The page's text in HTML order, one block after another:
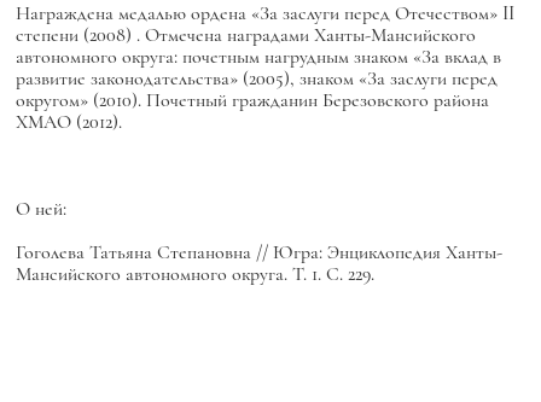
Награждена медалью ордена «За заслуги перед Отечеством» II
степени (2008) . Отмечена наградами Ханты-Мансийского
автономного округа: почетным нагрудным знаком «За вклад в
развитие законодательства» (2005), знаком «За заслуги перед
округом» (2010). Почетный гражданин Березовского района
ХМАО (2012).
О ней:
Гоголева Татьяна Степановна // Югра: Энциклопедия Ханты-
Мансийского автономного округа. Т. 1. С. 229.